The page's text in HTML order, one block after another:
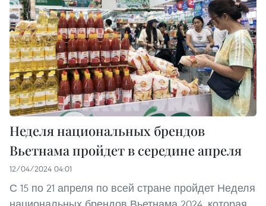
Неделя национальных брендов
Вьетнама пройдет в середине апреля
12/04/2024 04:01
С 15 по 21 апреля по всей стране пройдет Неделя